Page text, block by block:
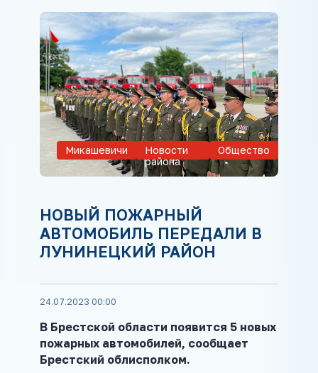
Микашевичи
Новости
района
Общество
НОВЫЙ ПОЖАРНЫЙ
АВТОМОБИЛЬ ПЕРЕДАЛИ В
ЛУНИНЕЦКИЙ РАЙОН
24.07.2023 00:00
В Брестской области появится 5 новых
пожарных автомобилей, сообщает
Брестский облисполком.